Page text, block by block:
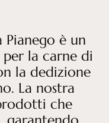
Pianego è un
la carne di
la dedizione
La nostra
che